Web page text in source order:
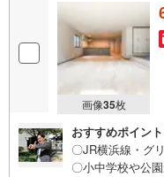
画像35枚
おすすめポイント
〇JR横浜線・グ
〇小中学校や公